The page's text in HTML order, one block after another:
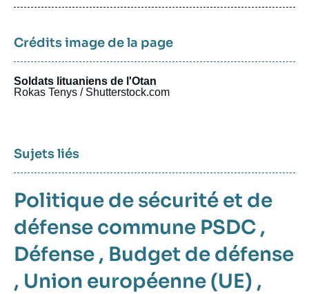
publication
Crédits image de la page
Soldats lituaniens de l'Otan
Rokas Tenys / Shutterstock.com
Sujets liés
Politique de sécurité et de
défense commune PSDC ,
Défense , Budget de défense
, Union européenne (UE) ,